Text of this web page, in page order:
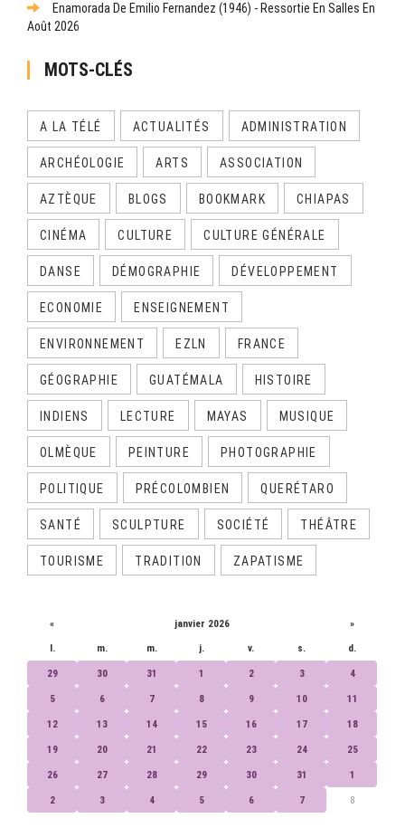
Enamorada De Emilio Fernandez (1946) - Ressortie En Salles En
Août 2026
MOTS-CLÉS
A LA TÉLÉ ACTUALITÉS ADMINISTRATION
ARCHÉOLOGIE ARTS ASSOCIATION
AZTÈQUE BLOGS BOOKMARK CHIAPAS
CINÉMA CULTURE CULTURE GÉNÉRALE
DANSE DÉMOGRAPHIE DÉVELOPPEMENT
ECONOMIE ENSEIGNEMENT
ENVIRONNEMENT EZLN FRANCE
GÉOGRAPHIE GUATÉMALA HISTOIRE
INDIENS LECTURE MAYAS MUSIQUE
OLMÈQUE PEINTURE PHOTOGRAPHIE
POLITIQUE PRÉCOLOMBIEN QUERÉTARO
SANTÉ SCULPTURE SOCIÉTÉ THÉÂTRE
TOURISME TRADITION ZAPATISME
« janvier 2026 »
l. m. m. j. v. s. d.
29 30 31 1 2 3 4
5 6 7 8 9 10 11
12 13 14 15 16 17 18
19 20 21 22 23 24 25
26 27 28 29 30 31 1
2 3 4 5 6 7 8